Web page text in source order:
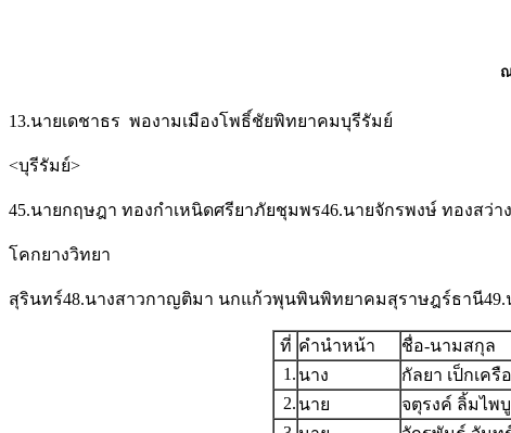
13.นายเดชาธร พองามเมืองโพธิ์ชัยพิทยาคมบุรีรัมย์
<บุรีรัมย์>
45.นายกฤษฎา ทองกำเหนิดศรียาภัยชุมพร46.นายจักรพงษ์ ทองสว่
โคกยางวิทยา
สุรินทร์48.นางสาวกาญติมา นกแก้วพุนพินพิทยาคมสุราษฎร์ธานี
ที่ คำนำหน้า ชื่อ-นามสกุล
1. นาง กัลยา เป็กเครือ
2. นาย จตุรงค์ ลิ้มไพ